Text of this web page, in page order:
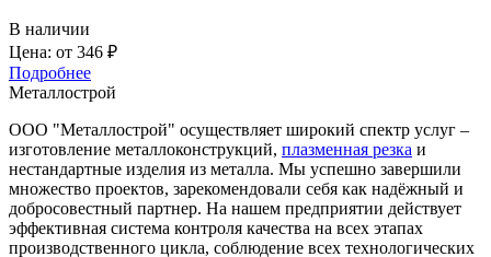
В наличии
Цена: от 346 ₽
Подробнее
Металлострой
ООО "Металлострой" осуществляет широкий спектр услуг –
изготовление металлоконструкций, плазменная резка и
нестандартные изделия из металла. Мы успешно завершили
множество проектов, зарекомендовали себя как надёжный и
добросовестный партнер. На нашем предприятии действует
эффективная система контроля качества на всех этапах
производственного цикла, соблюдение всех технологических